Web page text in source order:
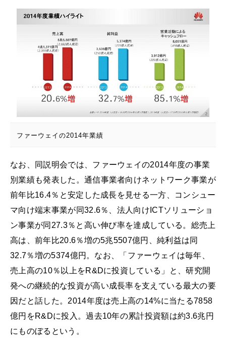
ファーウェイの2014年業績
なお、同説明会では、ファーウェイの2014年度の事業
別業績も発表した。通信事業者向けネットワーク事業が
前年比16.4％と安定した成長を見せる一方、コンシュー
マ向け端末事業が同32.6％、法人向けICTソリューショ
ン事業が同27.3％と高い伸び率を達成している。総売上
高は、前年比20.6％増の5兆5507億円、純利益は同
32.7％増の5374億円。なお、「ファーウェイは毎年、
売上高の10％以上をR&Dに投資している」と、研究開
発への継続的な投資が高い成長率を支えている最大の要
因だと話した。2014年度は売上高の14%に当たる7858
億円をR&Dに投入。過去10年の累計投資額は約3.6兆円
にものぼるという。